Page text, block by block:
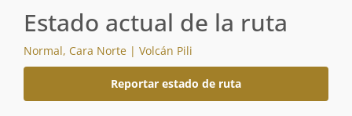
Estado actual de la ruta
Normal, Cara Norte | Volcán Pili
Reportar estado de ruta